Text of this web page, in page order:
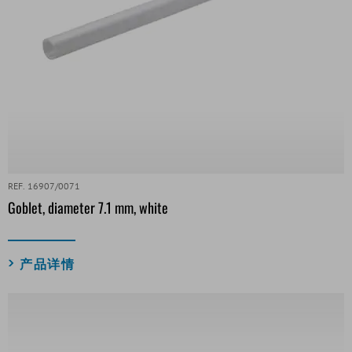
REF. 16907/0071
Goblet, diameter 7.1 mm, white
产品详情